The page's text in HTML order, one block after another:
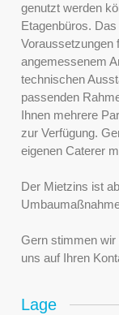
genutzt werden
Etagenbüros.
Voraussetzungen
angemessenem
technischen
passenden
Ihnen mehrere
zur Verfügung.
eigenen Caterer
Der Mietzins ist
Gern stimmen wir
uns auf Ihren
Lage